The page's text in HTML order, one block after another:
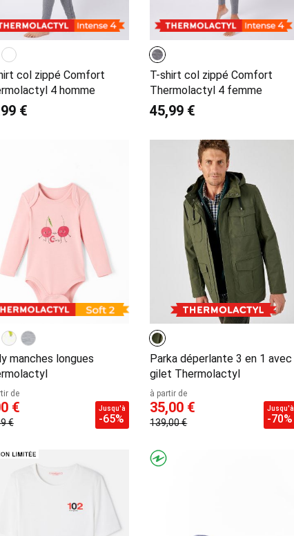
col zippé Comfort
4 homme
€
T-shirt col zippé Comfort
Thermolactyl 4 femme
45,99 €
manches longues
de
€
€
Jusqu'à
-65%
Parka déperlante 3 en 1 avec
gilet Thermolactyl
à partir de
35,00 €
139,00 €
Jusqu'à
-70%